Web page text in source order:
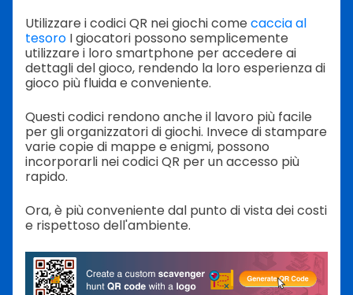
Utilizzare i codici QR nei giochi come caccia al
tesoro I giocatori possono semplicemente
utilizzare i loro smartphone per accedere ai
dettagli del gioco, rendendo la loro esperienza di
gioco più fluida e conveniente.
Questi codici rendono anche il lavoro più facile
per gli organizzatori di giochi. Invece di stampare
varie copie di mappe e enigmi, possono
incorporarli nei codici QR per un accesso più
rapido.
Ora, è più conveniente dal punto di vista dei costi
e rispettoso dell'ambiente.